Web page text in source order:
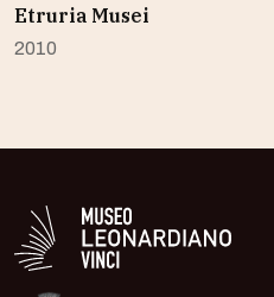
Etruria Musei
2010